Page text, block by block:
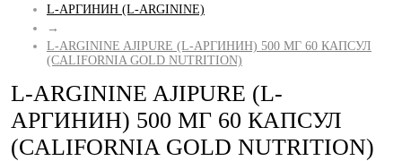
L-АРГИНИН (L-ARGININE)
→
L-ARGININE AJIPURE (L-АРГИНИН) 500 МГ 60 КАПСУЛ
(CALIFORNIA GOLD NUTRITION)
L-ARGININE AJIPURE (L-
АРГИНИН) 500 МГ 60 КАПСУЛ
(CALIFORNIA GOLD NUTRITION)